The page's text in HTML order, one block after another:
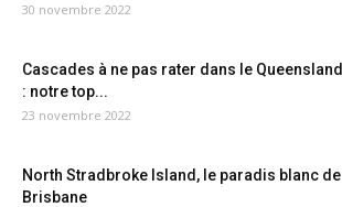
30 novembre 2022
Cascades à ne pas rater dans le Queensland
: notre top...
23 novembre 2022
North Stradbroke Island, le paradis blanc de
Brisbane